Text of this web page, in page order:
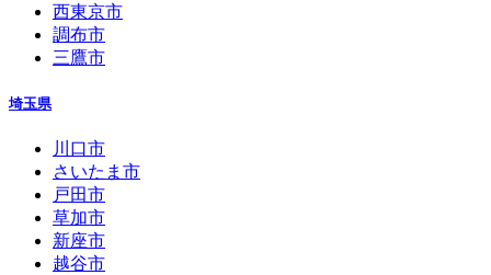
西東京市
調布市
三鷹市
埼玉県
川口市
さいたま市
戸田市
草加市
新座市
越谷市